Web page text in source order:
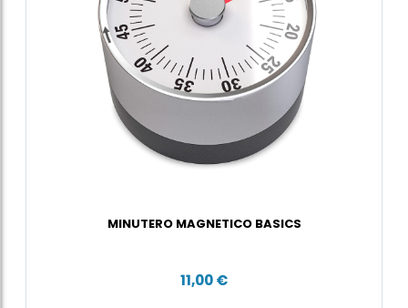
MINUTERO MAGNETICO BASICS
11,00 €